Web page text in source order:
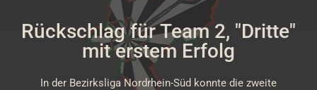
Rückschlag für Team 2, "Dritte"
mit erstem Erfolg
In der Bezirksliga Nordrhein-Süd konnte die zweite